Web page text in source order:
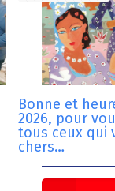
Bonne et
2026, pour
tous ceux qui
chers…